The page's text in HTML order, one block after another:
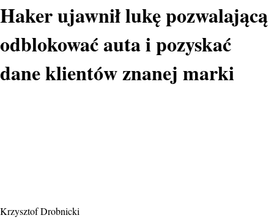
Haker ujawnił lukę pozwalającą
odblokować auta i pozyskać
dane klientów znanej marki
Krzysztof Drobnicki